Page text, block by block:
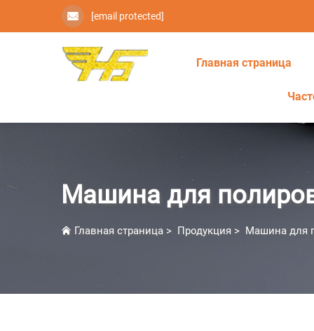
[email protected]
Главная страница
Машина для
Главная страница > Продукция > Машина для